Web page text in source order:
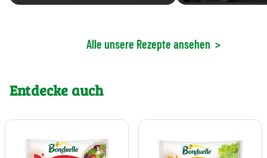
Alle unsere Rezepte ansehen >
Entdecke auch